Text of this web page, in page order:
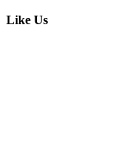
Like Us